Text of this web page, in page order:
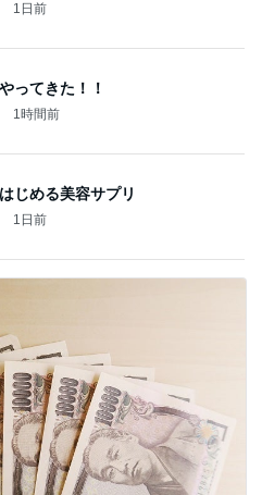
1日前
ってきた！！
1時間前
じめる美容サプリ
1日前